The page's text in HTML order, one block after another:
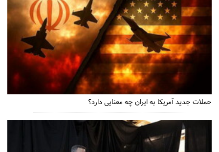
حملات جدید آمریکا به ایران چه معنایی دارد؟